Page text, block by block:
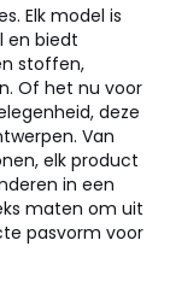
Elk model is
en biedt
stoffen,
Of het nu voor
deze
Van
elk product
in een
maten om uit
pasvorm voor